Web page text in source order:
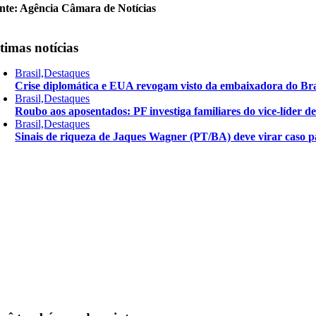
Agência Câmara de Notícias
notícias
Brasil,Destaques
Crise diplomática e EUA revogam visto da embaixadora do
Brasil,Destaques
Roubo aos aposentados: PF investiga familiares do vice-líder
Brasil,Destaques
Sinais de riqueza de Jaques Wagner (PT/BA) deve virar caso